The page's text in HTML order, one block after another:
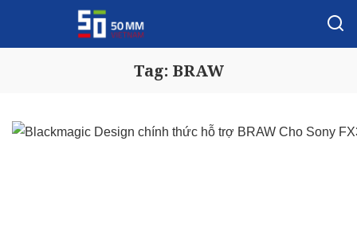
Tag: BRAW